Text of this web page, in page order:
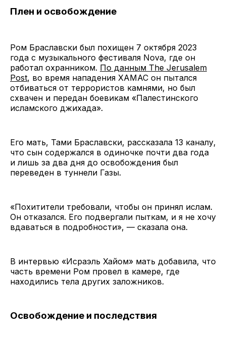
Плен и освобождение
Ром Браславски был похищен 7 октября 2023
года с музыкального фестиваля Nova, где он
работал охранником. По данным The Jerusalem
Post, во время нападения ХАМАС он пытался
отбиваться от террористов камнями, но был
схвачен и передан боевикам «Палестинского
исламского джихада».
Его мать, Тами Браславски, рассказала 13 каналу,
что сын содержался в одиночке почти два года
и лишь за два дня до освобождения был
переведен в туннели Газы.
«Похитители требовали, чтобы он принял ислам.
Он отказался. Его подвергали пыткам, и я не хочу
вдаваться в подробности», — сказала она.
В интервью «Исраэль Хайом» мать добавила, что
часть времени Ром провел в камере, где
находились тела других заложников.
Освобождение и последствия